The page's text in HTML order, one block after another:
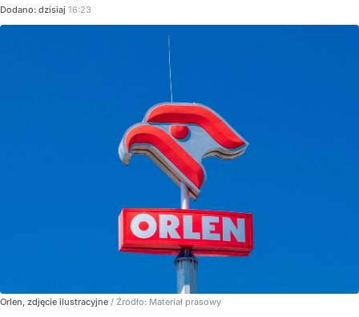
Dodano: dzisiaj 16:23
Orlen, zdjęcie ilustracyjne / Źródło: Materiał prasowy